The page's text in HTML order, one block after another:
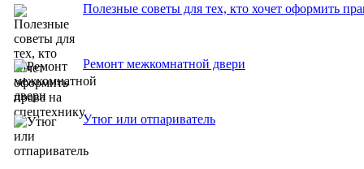
Полезные советы для тех, кто хочет оформить
Ремонт межкомнатной двери
Утюг или отпариватель